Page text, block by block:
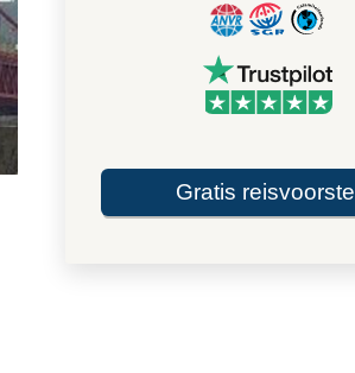
Gratis reisvoorstel